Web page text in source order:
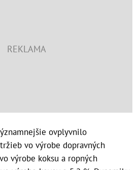
ovplyvnilo
vo výrobe dopravných
výrobe koksu a ropných